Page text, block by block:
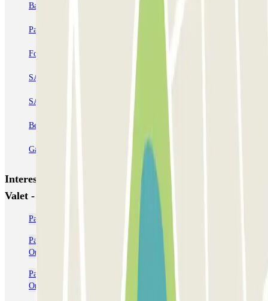
Bastille - Saint-Antoine Beaubourg Centre Pompidou
Parkélis Lefebvre Gare Maine Montparnasse
Forum des Halles-Rambuteau
SAEMES Méditerranée Gare de Lyon
SAEMES Goutte d'Or - Gare du Nord
Bercy - Arena - Gare de Lyon Pullman Tour Eiffel
Garage d'Abbeville - Gare du Nord
Interessante plaatsen en evenementen dichtbij Blue
Valet - Paris ORLY 1 - 2 - 3 & 4
Parkeren Parijs-Orly (Airport) | Parclick
Parkeerplaatsen dichtbij Terminal 4 bij het vliegveld van Parijs-
Orly (ORY)
Parkeerplaatsen dichtbij Terminal 2 bij het vliegveld van Parijs-
Orly (ORY)